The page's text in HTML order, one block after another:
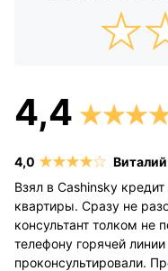
Взял в Cashinsky
квартиры. Сразу не
консультант толком не
телефону горячей
проконсультировали.